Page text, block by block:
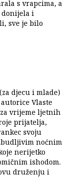
s vrapcima, a
donijela i
sve je bilo
djecu i mlade)
Vlaste
vrijeme ljetnih
prijatelja,
svoju
noćnim
nerijetko
ishodom.
druženju i